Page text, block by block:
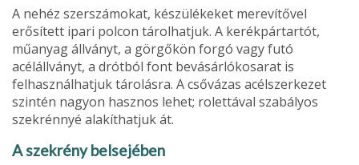
A nehéz szerszámo­kat, készülékeket merevítővel
erősített ipa­ri polcon tárolhatjuk. A kerékpártartót,
műanyag állványt, a görgőkön forgó vagy futó
acélállványt, a drótból font bevásárló­kosarat is
felhasználhatjuk tárolásra. A csővázas acélszerkezet
szintén nagyon hasznos lehet; rolettával szabályos
szek­rénnyé alakíthatjuk át.
A szekrény belsejében